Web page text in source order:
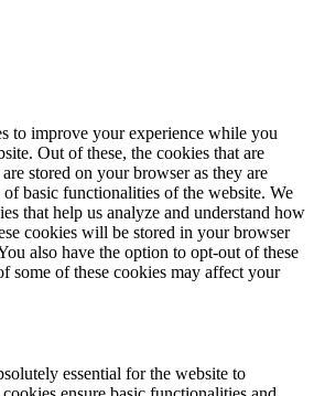
to improve your experience while you
Out of these, the cookies that are
stored on your browser as they are
basic functionalities of the website. We
that help us analyze and understand how
cookies will be stored in your browser
also have the option to opt-out of these
some of these cookies may affect your
essential for the website to